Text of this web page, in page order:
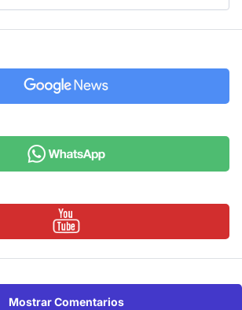
Mostrar Comentarios